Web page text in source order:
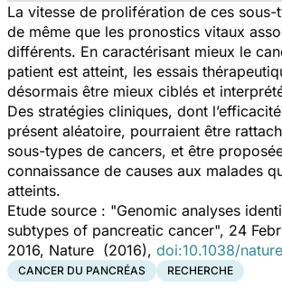
La vitesse de prolifération de ces sous-
de même que les pronostics vitaux
différents. En caractérisant mieux le
patient est atteint, les essais
désormais être mieux ciblés et
Des stratégies cliniques, dont
présent aléatoire, pourraient être
sous-types de cancers, et être
connaissance de causes aux malades
atteints.
Etude source : "Genomic analyses
subtypes of pancreatic cancer", 24
2016, Nature (2016), doi:10.1038/
CANCER DU PANCRÉAS RECHERCHE